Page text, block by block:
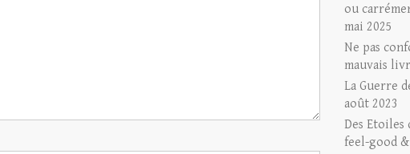
ou
mai 2025
Ne pas
mauvais
La Guerre
août 2023
Des Etoiles
feel-good